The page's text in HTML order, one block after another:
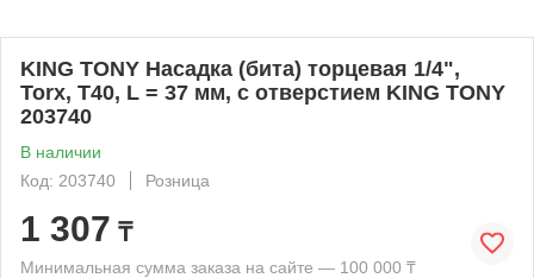
KING TONY Насадка (бита) торцевая 1/4",
Torx, T40, L = 37 мм, с отверстием KING TONY
203740
В наличии
Код: 203740
Розница
1 307 ₸
Минимальная сумма заказа на сайте — 100 000 ₸